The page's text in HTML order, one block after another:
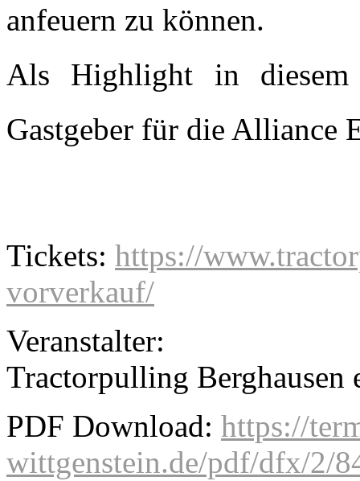
anfeuern zu können.
Als Highlight in
Gastgeber für die Alliance
Tickets: https://
vorverkauf/
Veranstalter:
Tractorpulling Berghausen
PDF Download: https://
wittgenstein.de/pdf/dfx/2/